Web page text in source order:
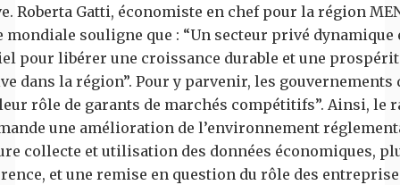
Roberta Gatti, économiste en chef pour la région
mondiale souligne que : “Un secteur privé dynamique
pour libérer une croissance durable et une
dans la région”. Pour y parvenir, les gouvernements
rôle de garants de marchés compétitifs”. Ainsi, le
une amélioration de l’environnement
collecte et utilisation des données économiques,
et une remise en question du rôle des